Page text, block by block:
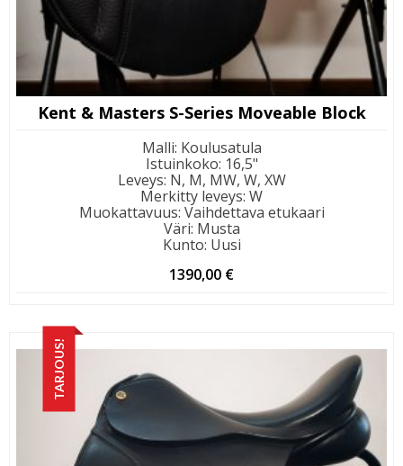
Kent & Masters S-Series Moveable Block
Malli: Koulusatula
Istuinkoko: 16,5"
Leveys: N, M, MW, W, XW
Merkitty leveys: W
Muokattavuus: Vaihdettava etukaari
Väri: Musta
Kunto: Uusi
1390,00 €
TARJOUS!